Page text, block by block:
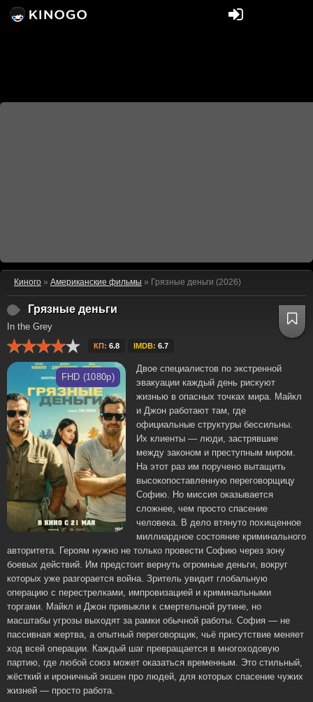
Киного » Американские фильмы » Грязные деньги (2026)
Грязные деньги
In the Grey
КП: 6.8 IMDB: 6.7
FHD (1080p)
Двое специалистов по экстренной
эвакуации каждый день рискуют
жизнью в опасных точках мира. Майкл
и Джон работают там, где
официальные структуры бессильны.
Их клиенты — люди, застрявшие
между законом и преступным миром.
На этот раз им поручено вытащить
высокопоставленную переговорщицу
Софию. Но миссия оказывается
сложнее, чем просто спасение
человека. В дело втянуто похищенное
миллиардное состояние криминального
авторитета. Героям нужно не только провести Софию через зону
боевых действий. Им предстоит вернуть огромные деньги, вокруг
которых уже разгорается война. Зритель увидит глобальную
операцию с перестрелками, импровизацией и криминальными
торгами. Майкл и Джон привыкли к смертельной рутине, но
масштабы угрозы выходят за рамки обычной работы. София — не
пассивная жертва, а опытный переговорщик, чьё присутствие меняет
ход всей операции. Каждый шаг превращается в многоходовую
партию, где любой союз может оказаться временным. Это стильный,
жёсткий и ироничный экшен про людей, для которых спасение чужих
жизней — просто работа.